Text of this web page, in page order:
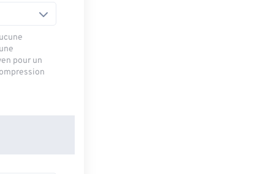
pour un